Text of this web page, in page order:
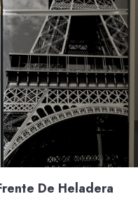
De Heladera